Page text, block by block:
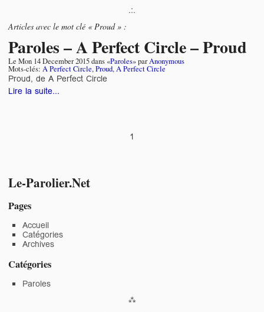
.:.
Articles avec le mot clé « Proud » :
Paroles – A Perfect Circle – Proud
Le Mon 14 December 2015dans «Paroles» parAnonymous
Mots-clés: A Perfect Circle,Proud,A Perfect Circle
Proud, de A Perfect Circle
Lire la suite...
1
Le-Parolier.Net
Pages
Accueil
Catégories
Archives
Catégories
Paroles